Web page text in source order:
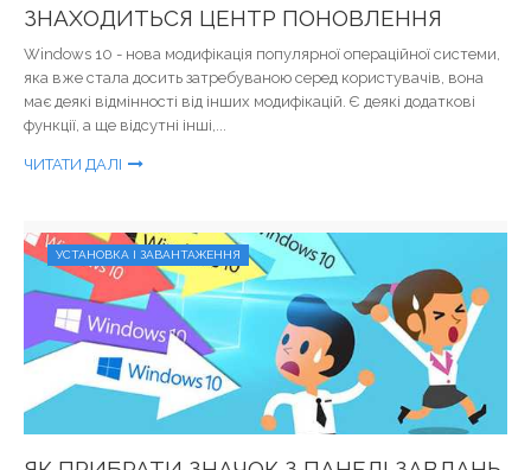
ЗНАХОДИТЬСЯ ЦЕНТР ПОНОВЛЕННЯ
Windows 10 - нова модифікація популярної операційної системи,
яка вже стала досить затребуваною серед користувачів, вона
має деякі відмінності від інших модифікацій. Є деякі додаткові
функції, а ще відсутні інші,...
ЧИТАТИ ДАЛІ
УСТАНОВКА І ЗАВАНТАЖЕННЯ